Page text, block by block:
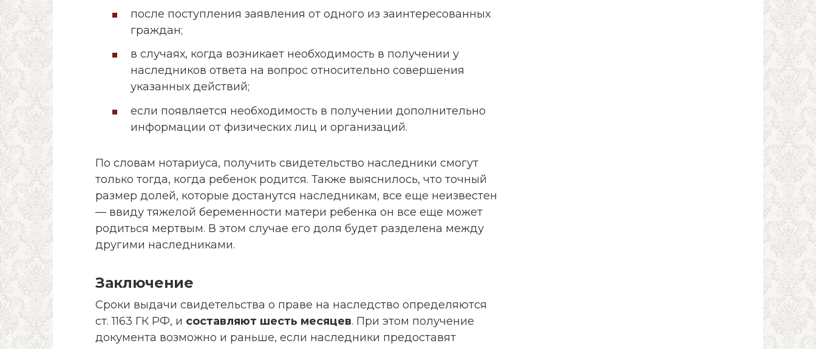
после поступления заявления от одного из заинтересованных
граждан;
в случаях, когда возникает необходимость в получении у
наследников ответа на вопрос относительно совершения
указанных действий;
если появляется необходимость в получении дополнительно
информации от физических лиц и организаций.
По словам нотариуса, получить свидетельство наследники смогут
только тогда, когда ребенок родится. Также выяснилось, что точный
размер долей, которые достанутся наследникам, все еще неизвестен
— ввиду тяжелой беременности матери ребенка он все еще может
родиться мертвым. В этом случае его доля будет разделена между
другими наследниками.
Заключение
Сроки выдачи свидетельства о праве на наследство определяются
ст. 1163 ГК РФ, и составляют шесть месяцев. При этом получение
документа возможно и раньше, если наследники предоставят